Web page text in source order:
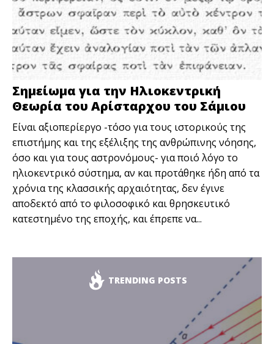
Σημείωμα για την Ηλιοκεντρική
Θεωρία του Αρίσταρχου του Σάμιου
Είναι αξιοπερίεργο -τόσο για τους ιστορικούς της
επιστήμης και της εξέλιξης της ανθρώπινης νόησης,
όσο και για τους αστρονόμους- για ποιό λόγο το
ηλιοκεντρικό σύστημα, αν και προτάθηκε ήδη από τα
χρόνια της κλασσικής αρχαιότητας, δεν έγινε
αποδεκτό από το φιλοσοφικό και θρησκευτικό
κατεστημένο της εποχής, και έπρεπε να...
TRENDING POSTS